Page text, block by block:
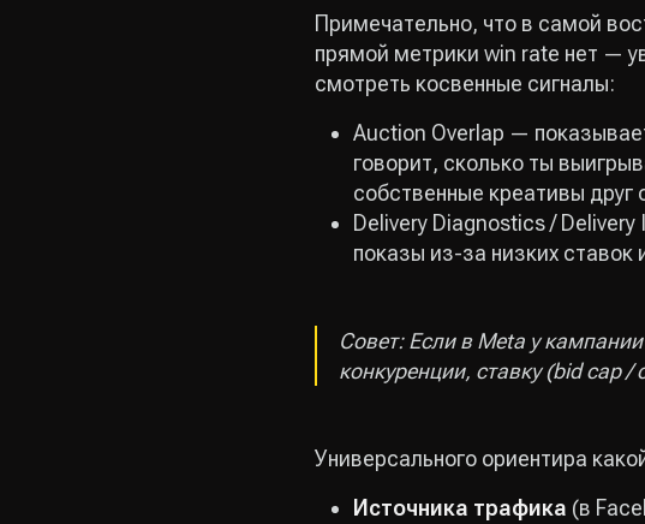
Примечательно, что в самой
прямой метрики win rate нет —
смотреть косвенные сигналы:
Auction Overlap —
говорит, сколько ты
собственные креативы друг
Delivery Diagnostics /
показы из-за низких ставок
Совет: Если в Meta у
конкуренции, ставку (bid cap
Универсального ориентира
Источника трафика (в